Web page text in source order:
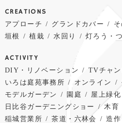
CREATIONS
アプローチ グランドカバー
垣根
植栽 水回り 灯ろう・
ACTIVITY
DIY・リノベーション TVチャン
いろは庭苑事務所
オンライン
モデルガーデン
園庭
屋上緑化
日比谷ガーデニングショー
木育
稲城営業所
茶道・六林会 造作